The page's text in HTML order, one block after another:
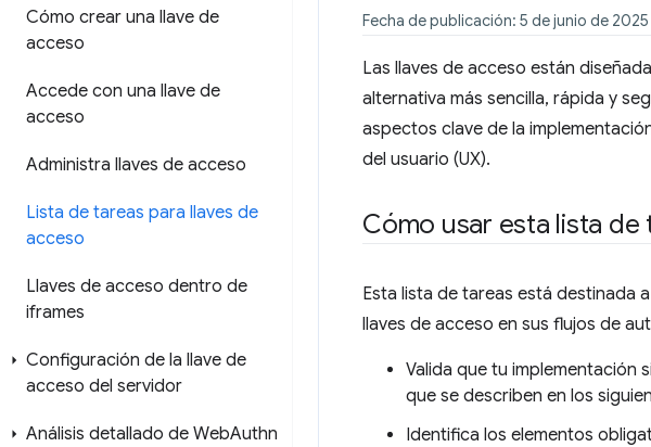
Cómo crear una llave de
acceso
Accede con una llave de
acceso
Administra llaves de acceso
Lista de tareas para llaves de
acceso
Llaves de acceso dentro de
iframes
Configuración de la llave de
acceso del servidor
Análisis detallado de WebAuthn
Fecha de publicación: 5 de junio de 2025
Las llaves de acceso están
alternativa más sencilla, rápida y
aspectos clave de la
del usuario (UX).
Cómo usar esta lista de
Esta lista de tareas está destinada
llaves de acceso en sus flujos de
Valida que tu implementación
que se describen en los
Identifica los elementos